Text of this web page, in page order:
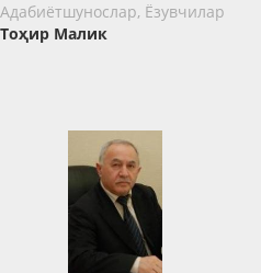
Адабиётшунослар, Ёзувчилар
Тоҳир Малик